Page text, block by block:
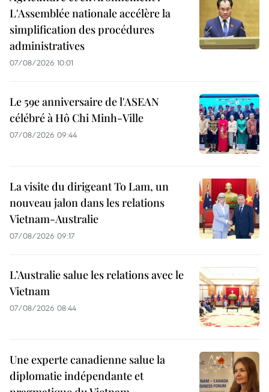
L'Assemblée nationale accélère la
simplification des procédures
administratives
07/08/2026 10:01
Le 59e anniversaire de l'ASEAN
célébré à Hô Chi Minh-Ville
07/08/2026 09:44
La visite du dirigeant To Lam, un
nouveau jalon dans les relations
Vietnam-Australie
07/08/2026 09:17
L’Australie salue les relations avec le
Vietnam
07/08/2026 08:44
Une experte canadienne salue la
diplomatie indépendante et